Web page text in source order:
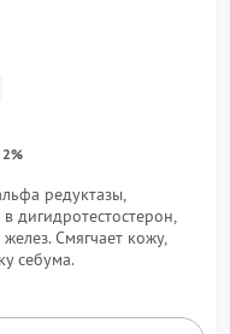
редуктазы,
дигидротестостерон,
Смягчает кожу,
себума.